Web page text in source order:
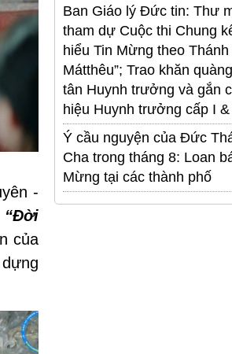
-
“Đời
của
Ban Giáo lý Đức tin: Thư
tham dự Cuộc thi Chung
hiểu Tin Mừng theo Thánh
Mátthêu”; Trao khăn
tân Huynh trưởng và gắn
hiệu Huynh trưởng cấp I &
Ý cầu nguyện của Đức
Cha trong tháng 8: Loan
Mừng tại các thành phố